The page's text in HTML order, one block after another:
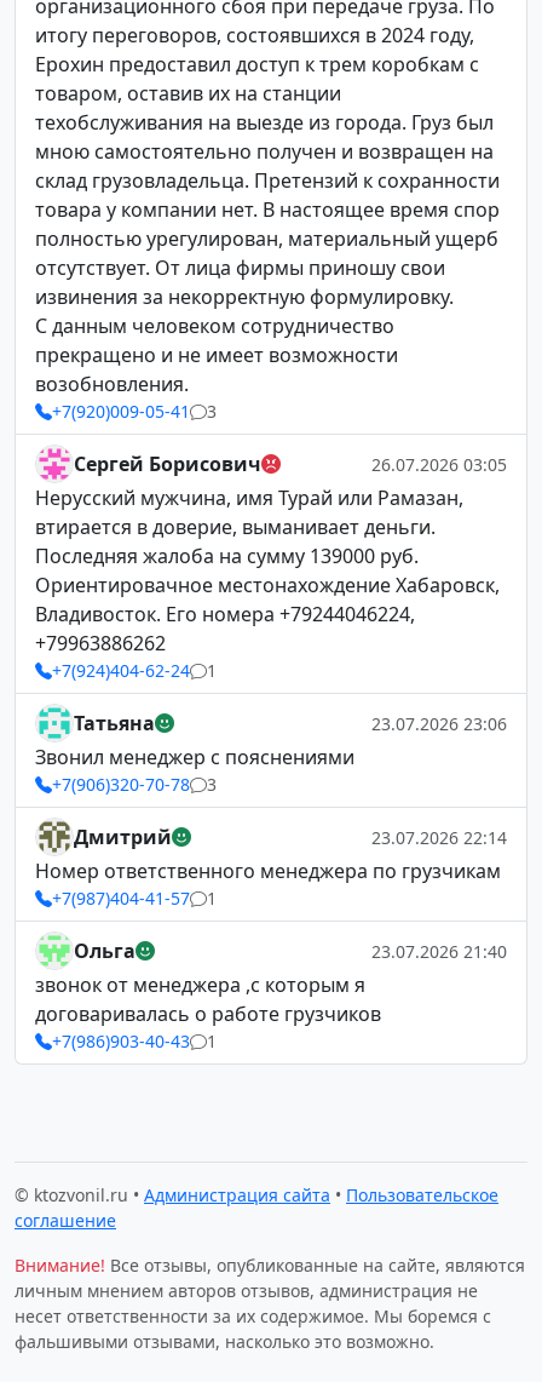
организационного сбоя при передаче груза. По
итогу переговоров, состоявшихся в 2024 году,
Ерохин предоставил доступ к трем коробкам с
товаром, оставив их на станции
техобслуживания на выезде из города. Груз был
мною самостоятельно получен и возвращен на
склад грузовладельца. Претензий к сохранности
товара у компании нет. В настоящее время спор
полностью урегулирован, материальный ущерб
отсутствует. От лица фирмы приношу свои
извинения за некорректную формулировку.
С данным человеком сотрудничество
прекращено и не имеет возможности
возобновления.
+7(920)009-05-41 3
Сергей Борисович 26.07.2026 03:05
Нерусский мужчина, имя Турай или Рамазан,
втирается в доверие, выманивает деньги.
Последняя жалоба на сумму 139000 руб.
Ориентировачное местонахождение Хабаровск,
Владивосток. Его номера +79244046224,
+79963886262
+7(924)404-62-24 1
Татьяна 23.07.2026 23:06
Звонил менеджер с пояснениями
+7(906)320-70-78 3
Дмитрий 23.07.2026 22:14
Номер ответственного менеджера по грузчикам
+7(987)404-41-57 1
Ольга 23.07.2026 21:40
звонок от менеджера ,с которым я
договаривалась о работе грузчиков
+7(986)903-40-43 1
© ktozvonil.ru • Администрация сайта • Пользовательское
соглашение
Внимание! Все отзывы, опубликованные на сайте, являются
личным мнением авторов отзывов, администрация не
несет ответственности за их содержимое. Мы боремся с
фальшивыми отзывами, насколько это возможно.